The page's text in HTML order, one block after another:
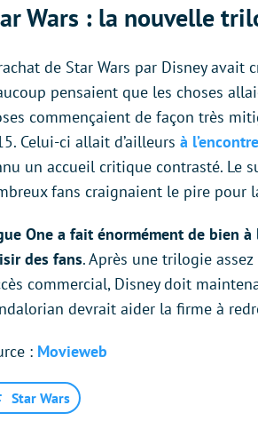
Wars : la nouvelle
de Star Wars par Disney avait
pensaient que les choses
commençaient de façon très
Celui-ci allait d’ailleurs à
un accueil critique contrasté. Le
fans craignaient le pire pour
One a fait énormément de bien
des fans. Après une trilogie
commercial, Disney doit
devrait aider la firme à
: Movieweb
Star Wars